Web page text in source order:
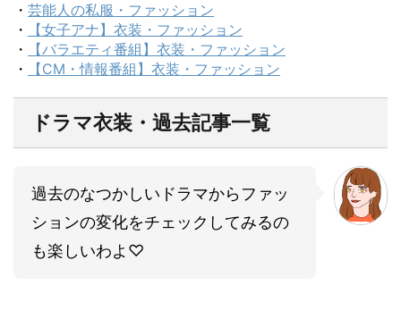
・ 芸能人の私服・ファッション
・
【女子アナ】衣装・ファッション
・
【バラエティ番組】衣装・ファッション
・
【CM・情報番組】衣装・ファッション
ドラマ衣装・過去記事一覧
過去のなつかしいドラマからファッ
ションの変化をチェックしてみるの
も楽しいわよ♡